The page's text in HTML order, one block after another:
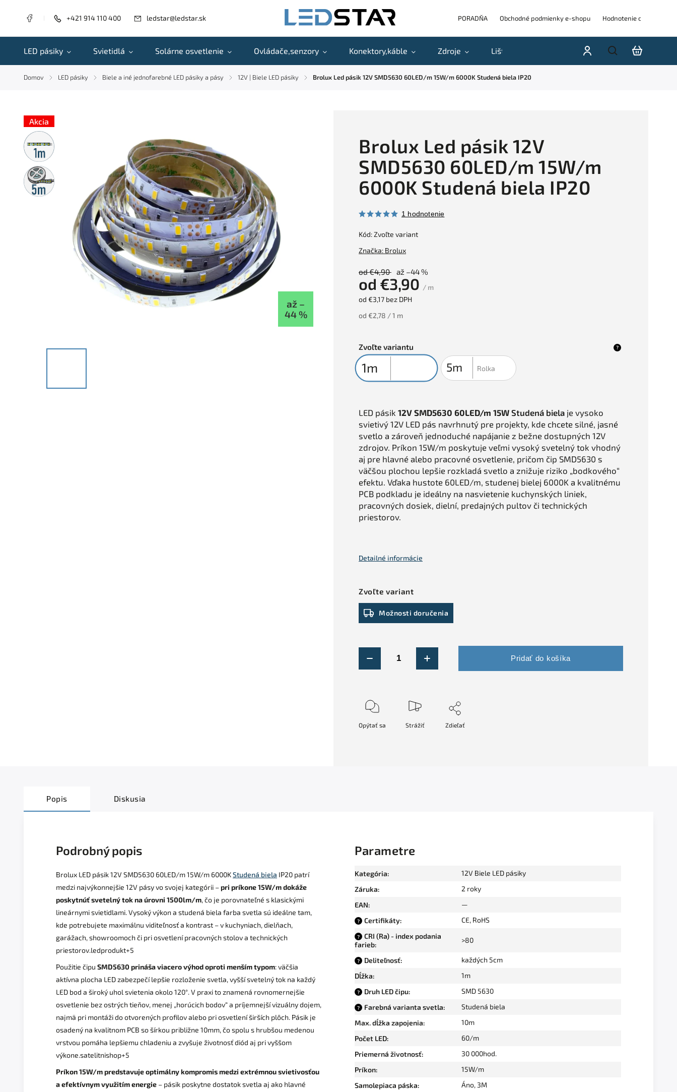
+421 914 110 400 ledstar@ledstar.sk PORADŇA Obchodné podmienky e-shopu Hodnotenie obchodu
LED pásiky Svietidlá Solárne osvetlenie Ovládače,senzory Konektory,káble Zdroje Lišty Akcie a výpredaje Blog
Domov / LED pásiky / Biele a iné jednofarebné LED pásiky a pásy / 12V | Biele LED pásiky / Brolux Led pásik 12V SMD5630 60LED/m 15W/m 6000K Studená biela IP20
Akcia
Metrážny
predaj
5m
rolka
až –
44 %
Brolux Led pásik 12V
SMD5630 60LED/m 15W/m
6000K Studená biela IP20
1 hodnotenie
Kód:Zvoľte variant
Značka: Brolux
od €4,90 až –44 %
od €3,90 / m
od €3,17 bez DPH
od €2,78 / 1 m
Zvoľte variant
Možnosti doručenia
Zvoľte variantu ?
Pridať do košíka
LED pásik 12V SMD5630 60LED/m 15W Studená biela je vysoko
svietivý 12V LED pás navrhnutý pre projekty, kde chcete silné, jasné
svetlo a zároveň jednoduché napájanie z bežne dostupných 12V
zdrojov. Príkon 15W/m poskytuje veľmi vysoký svetelný tok vhodný
aj pre hlavné alebo pracovné osvetlenie, pričom čip SMD5630 s
väčšou plochou lepšie rozkladá svetlo a znižuje riziko „bodkového“
efektu. Vďaka hustote 60LED/m, studenej bielej 6000K a kvalitnému
PCB podkladu je ideálny na nasvietenie kuchynských liniek,
pracovných dosiek, dielní, predajných pultov či technických
priestorov.
Detailné informácie
Opýtať sa Strážiť Zdieľať
Popis Diskusia
Podrobný popis
Brolux LED pásik 12V SMD5630 60LED/m 15W/m 6000KStudená biela IP20 patrí
medzi najvýkonnejšie 12V pásy vo svojej kategórii –pri príkone 15W/m dokáže
poskytnúť svetelný tok na úrovni 1500lm/m, čo je porovnateľné s klasickými
lineárnymi svietidlami. Vysoký výkon a studená biela farba svetla sú ideálne tam,
kde potrebujete maximálnu viditeľnosť a kontrast – v kuchyniach, dielňach,
garážach, showroomoch či pri osvetlení pracovných stolov a technických
priestorov.ledprodukt+5
Použitie čipu SMD5630 prináša viacero výhod oproti menším typom: väčšia
aktívna plocha LED zabezpečí lepšie rozloženie svetla, vyšší svetelný tok na každý
LED bod a široký uhol svietenia okolo 120°. V praxi to znamená rovnomernejšie
osvetlenie bez ostrých tieňov, menej „horúcich bodov“ a príjemnejší vizuálny dojem,
najmä pri montáži do otvorených profilov alebo pri osvetlení širších plôch. Pásik je
osadený na kvalitnom PCB so šírkou približne 10mm, čo spolu s hrubšou medenou
vrstvou pomáha lepšiemu chladeniu a zvyšuje životnosť diód aj pri vyššom
výkone.satelitnishop+5
Príkon 15W/m predstavuje optimálny kompromis medzi extrémnou svietivosťou
a efektívnym využitím energie – pásik poskytne dostatok svetla aj ako hlavné
Parametre
Kategória:
12V Biele LED pásiky
Záruka:
2 roky
EAN: —
? Certifikáty: CE, RoHS
?
CRI (Ra) - index podania
farieb:
>80
? Deliteľnosť:
každých 5cm
Dĺžka: 1m
? Druh LED čipu: SMD 5630
? Farebná varianta svetla:
Studená biela
Max. dĺžka zapojenia:
10m
Počet LED:
60/m
Priemerná životnosť:
30 000hod.
Príkon:
15W/m
Samolepiaca páska:
Áno, 3M